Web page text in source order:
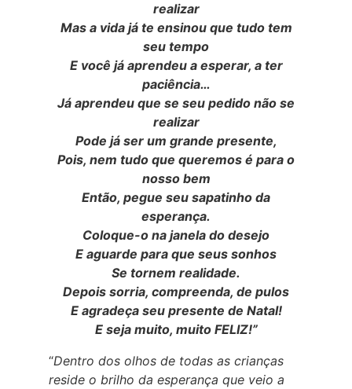
realizar
Mas a vida já te ensinou que tudo tem
seu tempo
E você já aprendeu a esperar, a ter
paciência…
Já aprendeu que se seu pedido não se
realizar
Pode já ser um grande presente,
Pois, nem tudo que queremos é para o
nosso bem
Então, pegue seu sapatinho da
esperança.
Coloque-o na janela do desejo
E aguarde para que seus sonhos
Se tornem realidade.
Depois sorria, compreenda, de pulos
E agradeça seu presente de Natal!
E seja muito, muito FELIZ!”
“Dentro dos olhos de todas as crianças
reside o brilho da esperança que veio a